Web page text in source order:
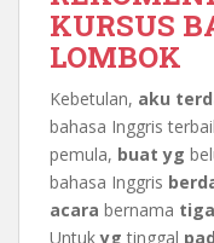
KURSUS
LOMBOK
Kebetulan, aku
bahasa Inggris
pemula, buat yg
bahasa Inggris
acara bernama tiga
Untukyg tinggal